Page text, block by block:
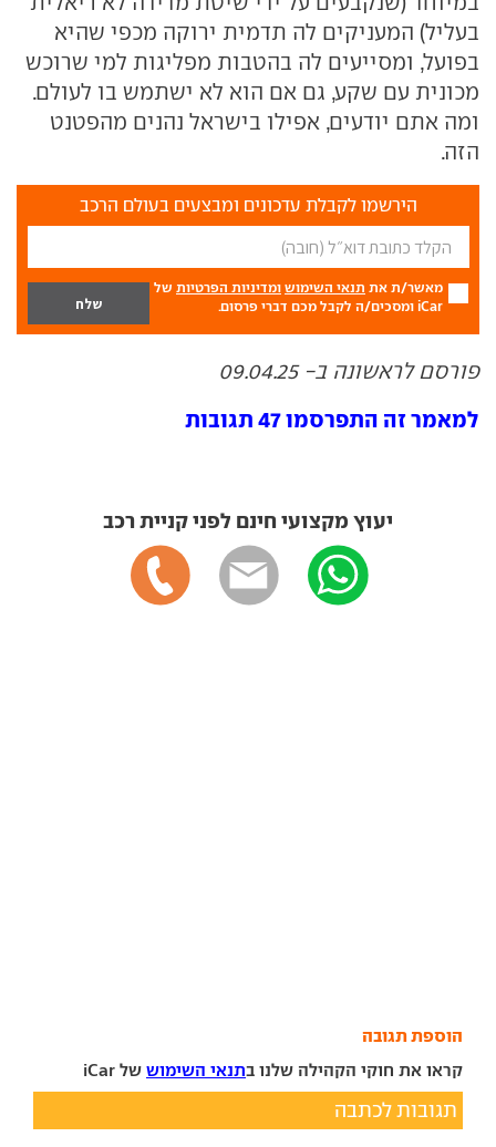
בעליל) המעניקים לה תדמית ירוקה מכפי שהיא
בפועל, ומסייעים לה בהטבות מפליגות למי שרוכש
מכונית עם שקע, גם אם הוא לא ישתמש בו לעולם.
ומה אתם יודעים, אפילו בישראל נהנים מהפטנט
הזה.
הירשמו לקבלת עדכונים ומבצעים בעולם הרכב
מאשר/ת את תנאי השימוש ומדיניות הפרטיות של
iCar ומסכים/ה לקבל מכם דברי פרסום.
פורסם לראשונה ב- 09.04.25
למאמר זה התפרסמו 47 תגובות
יעוץ מקצועי חינם לפני קניית רכב
הוספת תגובה
קראו את חוקי הקהילה שלנו בתנאי השימוש של iCar
תגובות לכתבה